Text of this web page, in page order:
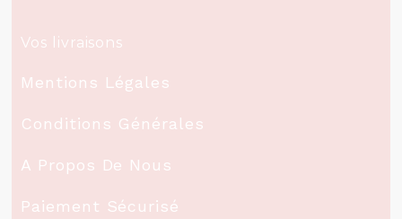
Vos livraisons
Mentions Légales
Conditions Générales
A Propos De Nous
Paiement Sécurisé